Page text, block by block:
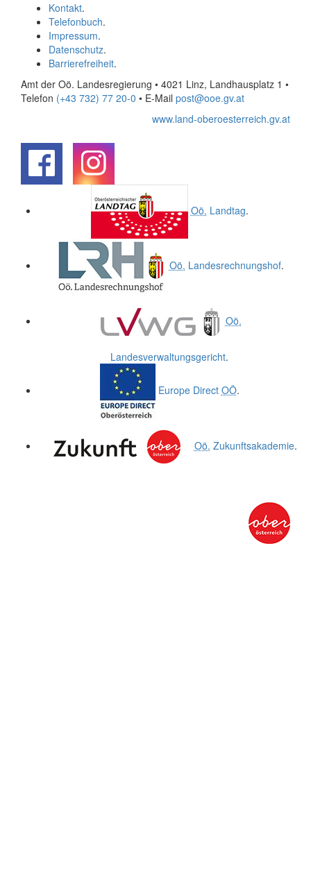
Kontakt.
Telefonbuch.
Impressum.
Datenschutz.
Barrierefreiheit.
Amt der Oö. Landesregierung • 4021 Linz, Landhausplatz 1 •
Telefon (+43 732) 77 20-0 • E-Mail post@ooe.gv.at
www.land-oberoesterreich.gv.at
Oö. Landtag.
Oö. Landesrechnungshof.
Oö.
Landesverwaltungsgericht.
Europe Direct OÖ.
Oö. Zukunftsakademie.